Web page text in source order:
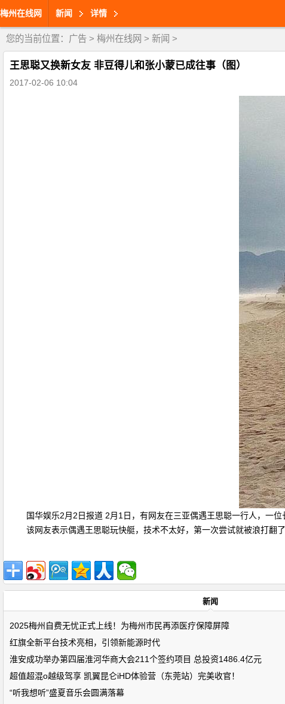
梅州在线网 新闻 详情
您的当前位置： 广告 > 梅州在线网 > 新闻 >
王思聪又换新女友 非豆得儿和张小蒙已成往事（图）
2017-02-06 10:04
国华娱乐2月2日报道 2月1日，有网友在三亚偶遇王思聪一行人，一位
该网友表示偶遇王思聪玩快艇，技术不太好，第一次尝试就被浪打翻了
新闻
2025梅州自费无忧正式上线！为梅州市民再添医疗保障屏障
红旗全新平台技术亮相，引领新能源时代
淮安成功举办第四届淮河华商大会211个签约项目 总投资1486.4亿元
超值超混o越级驾享 凯翼昆仑iHD体验营（东莞站）完美收官！
“听我想听”盛夏音乐会圆满落幕